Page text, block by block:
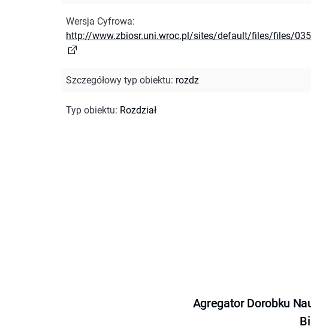
Wersja Cyfrowa:
http://www.zbiosr.uni.wroc.pl/sites/default/files/files/
Szczegółowy typ obiektu: rozdz
Typ obiektu: Rozdział
Agregator Dorobku